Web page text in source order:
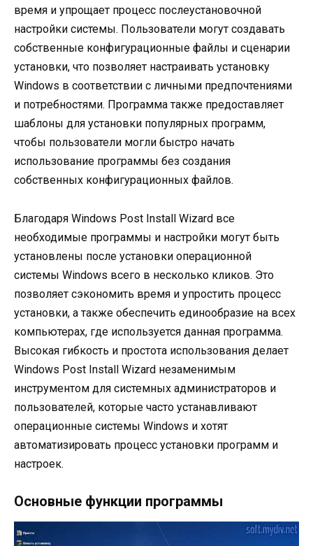
время и упрощает процесс послеустановочной
настройки системы. Пользователи могут создавать
собственные конфигурационные файлы и сценарии
установки, что позволяет настраивать установку
Windows в соответствии с личными предпочтениями
и потребностями. Программа также предоставляет
шаблоны для установки популярных программ,
чтобы пользователи могли быстро начать
использование программы без создания
собственных конфигурационных файлов.
Благодаря Windows Post Install Wizard все
необходимые программы и настройки могут быть
установлены после установки операционной
системы Windows всего в несколько кликов. Это
позволяет сэкономить время и упростить процесс
установки, а также обеспечить единообразие на всех
компьютерах, где используется данная программа.
Высокая гибкость и простота использования делает
Windows Post Install Wizard незаменимым
инструментом для системных администраторов и
пользователей, которые часто устанавливают
операционные системы Windows и хотят
автоматизировать процесс установки программ и
настроек.
Основные функции программы